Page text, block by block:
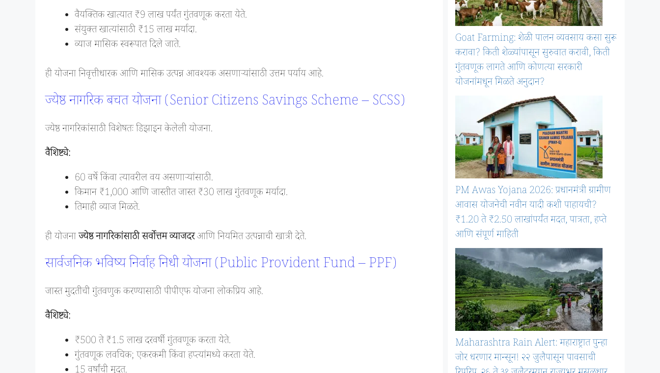
वैयक्तिक खात्यात ₹9 लाख पर्यंत गुंतवणूक करता येते.
संयुक्त खात्यांसाठी ₹15 लाख मर्यादा.
व्याज मासिक स्वरूपात दिले जाते.
ही योजना निवृत्तीधारक आणि मासिक उत्पन्न आवश्यक असणाऱ्यांसाठी उत्तम पर्याय आहे.
ज्येष्ठ नागरिक बचत योजना (Senior Citizens Savings Scheme – SCSS)
ज्येष्ठ नागरिकांसाठी विशेषतः डिझाइन केलेली योजना.
वैशिष्ट्ये:
60 वर्षे किंवा त्यावरील वय असणाऱ्यांसाठी.
किमान ₹1,000 आणि जास्तीत जास्त ₹30 लाख गुंतवणूक मर्यादा.
तिमाही व्याज मिळते.
ही योजनाज्येष्ठ नागरिकांसाठी सर्वोत्तम व्याजदरआणि नियमित उत्पन्नाची खात्री देते.
सार्वजनिक भविष्य निर्वाह निधी योजना (Public Provident Fund – PPF)
जास्त मुदतीची गुंतवणुक करण्यासाठी पीपीएफ योजना लोकप्रिय आहे.
वैशिष्ट्ये:
₹500 ते ₹1.5 लाख दरवर्षी गुंतवणूक करता येते.
गुंतवणूक लवचिक; एकरकमी किंवा हप्त्यांमध्ये करता येते.
Goat Farming: शेळी पालन व्यवसाय कसा सुरू
करावा? किती शेळ्यांपासून सुरुवात करावी, किती
गुंतवणूक लागते आणि कोणत्या सरकारी
योजनांमधून मिळते अनुदान?
PM Awas Yojana 2026: प्रधानमंत्री ग्रामीण
आवास योजनेची नवीन यादी कशी पाहायची?
₹1.20 ते ₹2.50 लाखांपर्यंत मदत, पात्रता, हप्ते
आणि संपूर्ण माहिती
Maharashtra Rain Alert: महाराष्ट्रात पुन्हा
जोर धरणार मान्सून! २२ जुलैपासून पावसाची